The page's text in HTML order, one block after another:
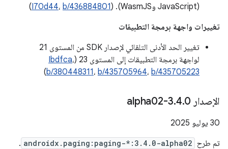
(JavaScript وWasmJS). (
I70d44، b/436884801
)
تغييرات واجهة برمجة التطبيقات
تغيير الحد الأدنى التلقائي لإصدار SDK من المستوى 21
لواجهة برمجة التطبيقات إلى المستوى 23 (
Ibdfca،
b/380448311، b/435705964، b/435705223
)
الإصدار 3 .4.0-alpha02
‫30 يوليو 2025
تم طرح androidx.paging:paging-*:3.4.0-alpha02
.